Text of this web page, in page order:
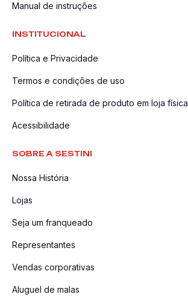
Manual de instruções
INSTITUCIONAL
Política e Privacidade
Termos e condições de uso
Política de retirada de produto em loja física
Acessibilidade
SOBRE A SESTINI
Nossa História
Lojas
Seja um franqueado
Representantes
Vendas corporativas
Aluguel de malas